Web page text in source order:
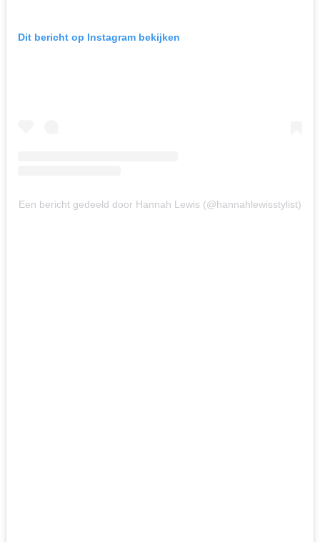
Dit bericht op Instagram bekijken
Een bericht gedeeld door Hannah Lewis (@hannahlewisstylist)